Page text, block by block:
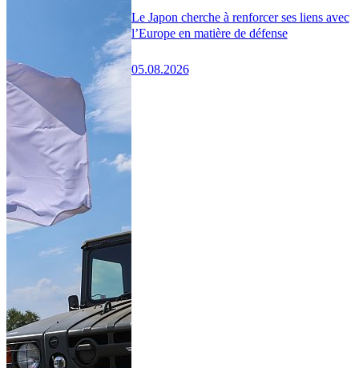
Le Japon cherche à renforcer ses liens avec
l’Europe en matière de défense
05.08.2026